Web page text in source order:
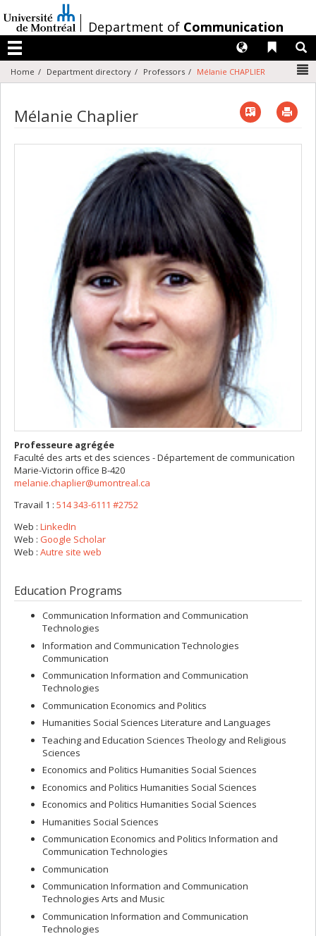
au
contenu
/Department of Communication
Menu
Liens
Langues
Home Department directory Professors Mélanie CHAPLIER
Mélanie Chaplier Vcard
Professeure agrégée
Faculté des arts et des sciences - Département de communication
Marie-Victorin office B-420
melanie.chaplier@umontreal.ca
Travail 1 : 514 343-6111 #2752
Web : LinkedIn
Web : Google Scholar
Web : Autre site web
Education Programs
Communication Information and Communication
Technologies
Information and Communication Technologies
Communication
Communication Information and Communication
Technologies
Communication Economics and Politics
Humanities Social Sciences Literature and Languages
Teaching and Education Sciences Theology and Religious
Sciences
Economics and Politics Humanities Social Sciences
Economics and Politics Humanities Social Sciences
Economics and Politics Humanities Social Sciences
Humanities Social Sciences
Communication Economics and Politics Information and
Communication Technologies
Communication
Communication Information and Communication
Technologies Arts and Music
Communication Information and Communication
Technologies